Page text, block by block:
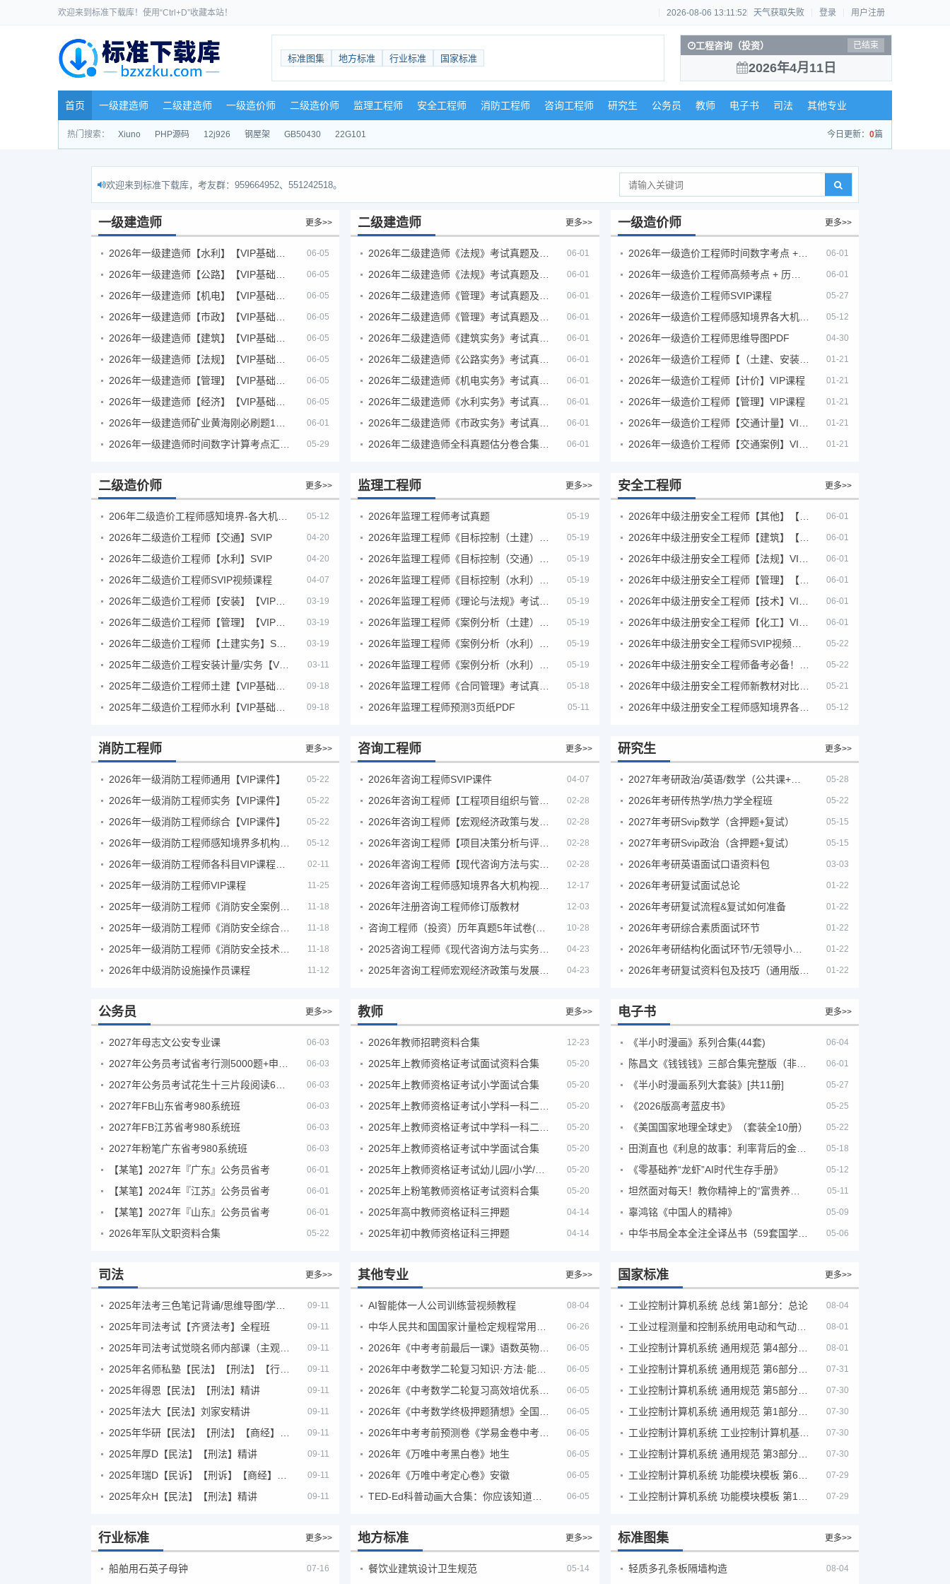
欢迎来到标准下载库！使用“Ctrl+D”收藏本站！ 2026-08-06 13:11:53 天气获取失败 登录 用户注册
标准图集 地方标准 行业标准 国家标准
工程咨询（投资） 已结束
2026年4月11日
首页 一级建造师 二级建造师 一级造价师 二级造价师 监理工程师 安全工程师 消防工程师 咨询工程师 研究生 公务员 教师 电子书 司法 其他专业
热门搜索： Xiuno PHP源码 12j926 钢屋架 GB50430 22G101 今日更新： 0篇
欢迎来到标准下载库，考友群：959664952、551242518。
一级建造师 更多>>
06-05
06-05
06-05
06-05
06-05
06-05
06-05
06-05
06-01
05-29
二级建造师 更多>>
06-01
06-01
06-01
06-01
06-01
06-01
06-01
06-01
06-01
06-01
一级造价师 更多>>
2026年一级造价工程师时间数字考点 + 计算公式大全 06-01
2026年一级造价工程师高频考点 + 历年真题合集 06-01
2026年一级造价工程师SVIP课程 05-27
2026年一级造价工程师感知境界各大机构课程 05-12
2026年一级造价工程师思维导图PDF 04-30
2026年一级造价工程师【（土建、安装）案例】VIP课程 01-21
2026年一级造价工程师【计价】VIP课程 01-21
2026年一级造价工程师【管理】VIP课程 01-21
01-21
01-21
二级造价师 更多>>
05-12
2026年二级造价工程师【交通】SVIP 04-20
2026年二级造价工程师【水利】SVIP 04-20
2026年二级造价工程师SVIP视频课程 04-07
03-19
03-19
03-19
03-11
09-18
09-18
监理工程师 更多>>
2026年监理工程师考试真题 05-19
05-19
05-19
05-19
05-19
05-19
05-19
05-19
05-18
2026年监理工程师预测3页纸PDF 05-11
安全工程师 更多>>
2026年中级注册安全工程师【其他】【VIP基础同步班】 06-01
2026年中级注册安全工程师【建筑】【VIP基础同步班】 06-01
06-01
2026年中级注册安全工程师【管理】【VIP基础同步班】 06-01
06-01
06-01
2026年中级注册安全工程师SVIP视频课程 05-22
05-22
05-21
2026年中级注册安全工程师感知境界各大机构课程 05-12
消防工程师 更多>>
2026年一级消防工程师通用【VIP课件】 05-22
2026年一级消防工程师实务【VIP课件】 05-22
2026年一级消防工程师综合【VIP课件】 05-22
05-12
02-11
2025年一级消防工程师VIP课程 11-25
11-18
11-18
11-18
2026年中级消防设施操作员课程 11-12
咨询工程师 更多>>
2026年咨询工程师SVIP课件 04-07
02-28
02-28
02-28
02-28
12-17
2026年注册咨询工程师修订版教材 12-03
10-28
04-23
04-23
研究生 更多>>
2027年考研政治/英语/数学（公共课+专业课） 05-28
2026年考研传热学/热力学全程班 05-22
2027年考研Svip数学（含押题+复试） 05-15
2027年考研Svip政治（含押题+复试） 05-15
2026年考研英语面试口语资料包 03-03
2026年考研复试面试总论 01-22
2026年考研复试流程&复试如何准备 01-22
2026年考研综合素质面试环节 01-22
2026年考研结构化面试环节/无领导小组面试环节/面试技巧及简历书写 01-22
01-22
公务员 更多>>
2027年母志文公安专业课 06-03
06-03
06-03
2027年FB山东省考980系统班 06-03
2027年FB江苏省考980系统班 06-03
2027年粉笔广东省考980系统班 06-03
【某笔】2027年『广东』公务员省考 06-01
【某笔】2024年『江苏』公务员省考 06-01
【某笔】2027年『山东』公务员省考 06-01
2026年军队文职资料合集 05-22
教师 更多>>
2026年教师招聘资料合集 12-23
2025年上教师资格证考试面试资料合集 05-20
2025年上教师资格证考试小学面试合集 05-20
05-20
05-20
2025年上教师资格证考试中学面试合集 05-20
05-20
2025年上粉笔教师资格证考试资料合集 05-20
2025年高中教师资格证科三押题 04-14
2025年初中教师资格证科三押题 04-14
电子书 更多>>
《半小时漫画》系列合集(44套) 06-04
陈昌文《钱钱钱》三部合集完整版（非出版书籍） 06-01
《半小时漫画系列大套装》[共11册] 05-27
《2026版高考蓝皮书》 05-25
《美国国家地理全球史》（套装全10册） 05-22
田渕直也《利息的故事：利率背后的金融世界》 05-18
《零基础养“龙虾”AI时代生存手册》 05-12
05-11
辜鸿铭《中国人的精神》 05-09
中华书局全本全注全译丛书（59套国学经典） 05-06
司法 更多>>
09-11
2025年司法考试【齐贤法考】全程班 09-11
09-11
09-11
2025年得恩【民法】【刑法】精讲 09-11
2025年法大【民法】刘家安精讲 09-11
09-11
2025年厚D【民法】【刑法】精讲 09-11
09-11
2025年众H【民法】【刑法】精讲 09-11
其他专业 更多>>
AI智能体一人公司训练营视频教程 08-04
06-26
06-05
06-05
06-05
06-05
06-05
2026年《万唯中考黑白卷》地生 06-05
2026年《万唯中考定心卷》安徽 06-05
06-05
国家标准 更多>>
工业控制计算机系统 总线 第1部分：总论 08-04
工业过程测量和控制系统用电动和气动模拟计算器性能评定方法 08-01
08-01
07-31
07-30
07-30
工业控制计算机系统 工业控制计算机基本平台 第2部分：性能评定方法 07-30
07-30
07-29
07-29
行业标准 更多>>
船舶用石英子母钟 07-16
地方标准 更多>>
餐饮业建筑设计卫生规范 05-14
标准图集 更多>>
轻质多孔条板隔墙构造 08-04